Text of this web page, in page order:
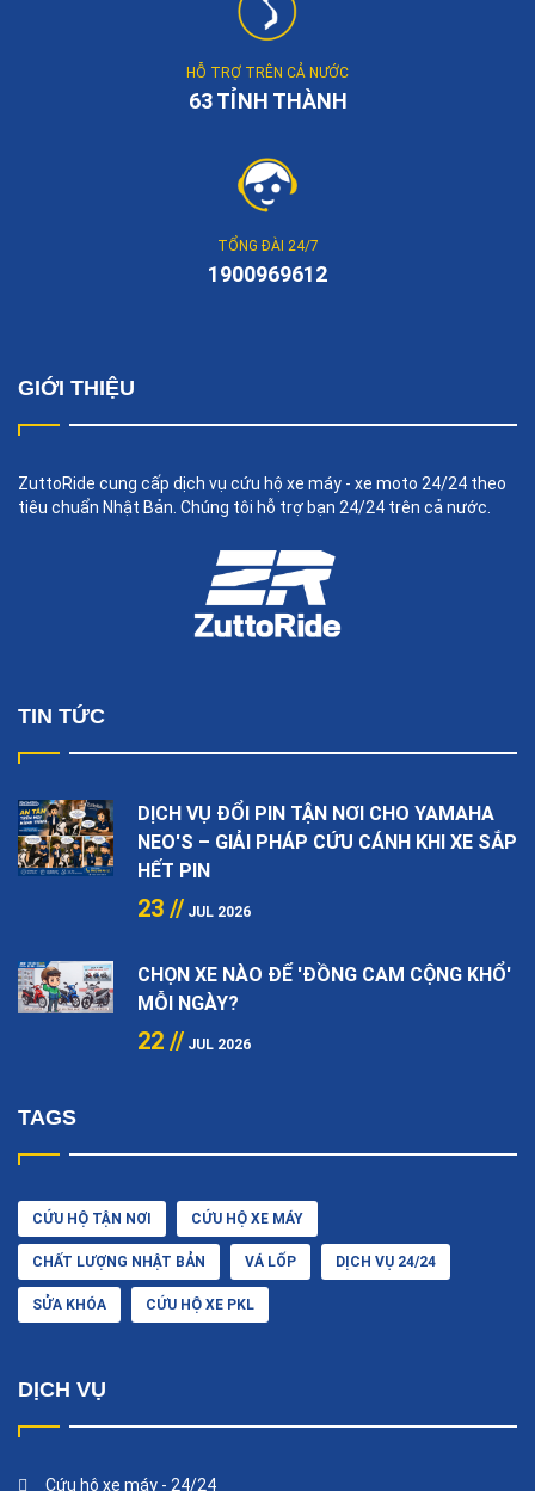
HỖ TRỢ TRÊN CẢ NƯỚC
63 TỈNH THÀNH
TỔNG ĐÀI 24/7
1900969612
GIỚI THIỆU
ZuttoRide cung cấp dịch vụ cứu hộ xe máy - xe moto 24/24 theo
tiêu chuẩn Nhật Bản. Chúng tôi hỗ trợ bạn 24/24 trên cả nước.
TIN TỨC
DỊCH VỤ ĐỔI PIN TẬN NƠI CHO YAMAHA
NEO'S – GIẢI PHÁP CỨU CÁNH KHI XE SẮP
HẾT PIN
23 // JUL 2026
CHỌN XE NÀO ĐỂ 'ĐỒNG CAM CỘNG KHỔ'
MỖI NGÀY?
22 // JUL 2026
TAGS
CỨU HỘ TẬN NƠI CỨU HỘ XE MÁY
CHẤT LƯỢNG NHẬT BẢN VÁ LỐP DỊCH VỤ 24/24
SỬA KHÓA CỨU HỘ XE PKL
DỊCH VỤ
Cứu hộ xe máy - 24/24